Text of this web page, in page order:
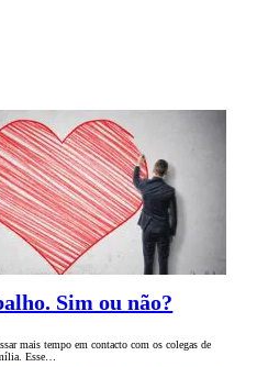
Sim ou não?
mais tempo em contacto com os colegas de
Esse…